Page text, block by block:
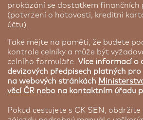
prokázání se dostatkem finančních
(potvrzení o hotovosti, kreditní
účtu).
Také mějte na paměti, že budete
kontrole celníky a může být
celního formuláře. Více informací o
devizových předpisech platných
na webových stránkách
věcí ČR nebo na kontaktním úřadu
Pokud cestujete s CK SEN, obdržíte